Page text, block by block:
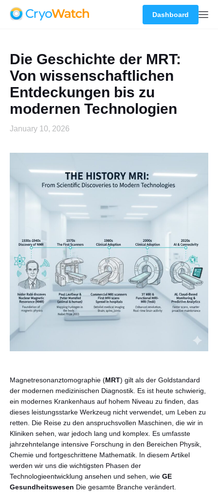
Deutsch
Dashboard
Die Geschichte der MRT:
Von wissenschaftlichen
Entdeckungen bis zu
modernen Technologien
January 10, 2026
Magnetresonanztomographie (MRT) gilt als der Goldstandard
der modernen medizinischen Diagnostik. Es ist heute schwierig,
ein modernes Krankenhaus auf hohem Niveau zu finden, das
dieses leistungsstarke Werkzeug nicht verwendet, um Leben zu
retten. Die Reise zu den anspruchsvollen Maschinen, die wir in
Kliniken sehen, war jedoch lang und komplex. Es umfasste
jahrzehntelange intensive Forschung in den Bereichen Physik,
Chemie und fortgeschrittene Mathematik. In diesem Artikel
werden wir uns die wichtigsten Phasen der
Technologieentwicklung ansehen und sehen, wie GE
Gesundheitswesen Die gesamte Branche verändert.